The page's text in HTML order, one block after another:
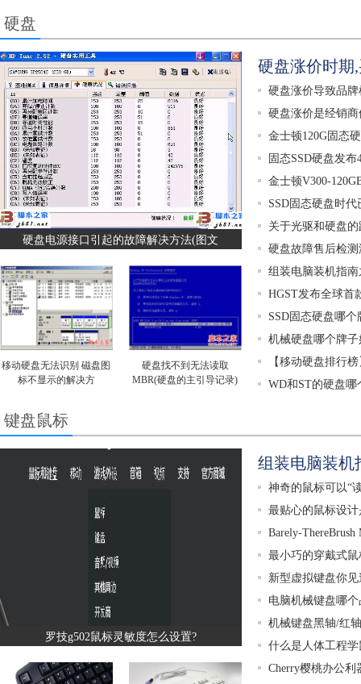
硬盘
硬盘电源接口引起的故障解决方法(图文
移动硬盘无法识别 磁盘图
标不显示的解决方
硬盘找不到无法读取
MBR(硬盘的主引导记录)
硬盘涨价时期
硬盘涨价导致品
硬盘涨价是经销
金士顿120G固态
固态SSD硬盘发
金士顿V300-
SSD固态硬盘时代
关于光驱和硬盘
硬盘故障售后检
组装电脑装机指
HGST发布全球首
SSD固态硬盘哪
机械硬盘哪个牌
【移动硬盘排行
WD和ST的硬盘哪
键盘鼠标
罗技g502鼠标灵敏度怎么设置?
组装电脑装机
神奇的鼠标可以“
最贴心的鼠标设
Barely-
最小巧的穿戴式鼠
新型虚拟键盘你
电脑机械键盘哪
机械键盘黑轴/红
什么是人体工程学
Cherry樱桃办公利